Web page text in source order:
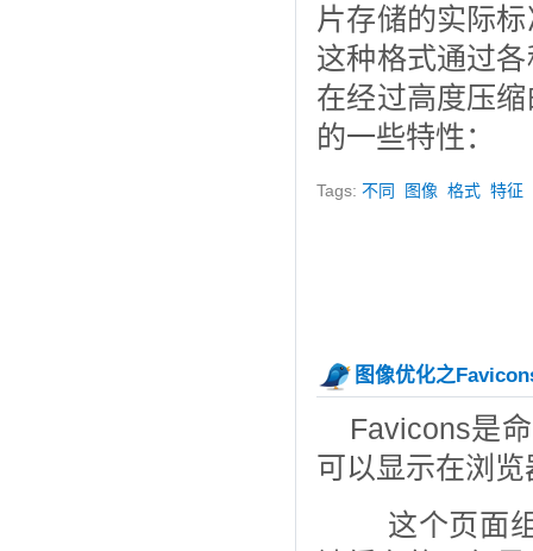
片存储的实际
这种格式通过
在经过高度压
的一些特性：
Tags:不同 图像 格式 特征
图像优化之
Favicons是
可以显示在浏
这个页面